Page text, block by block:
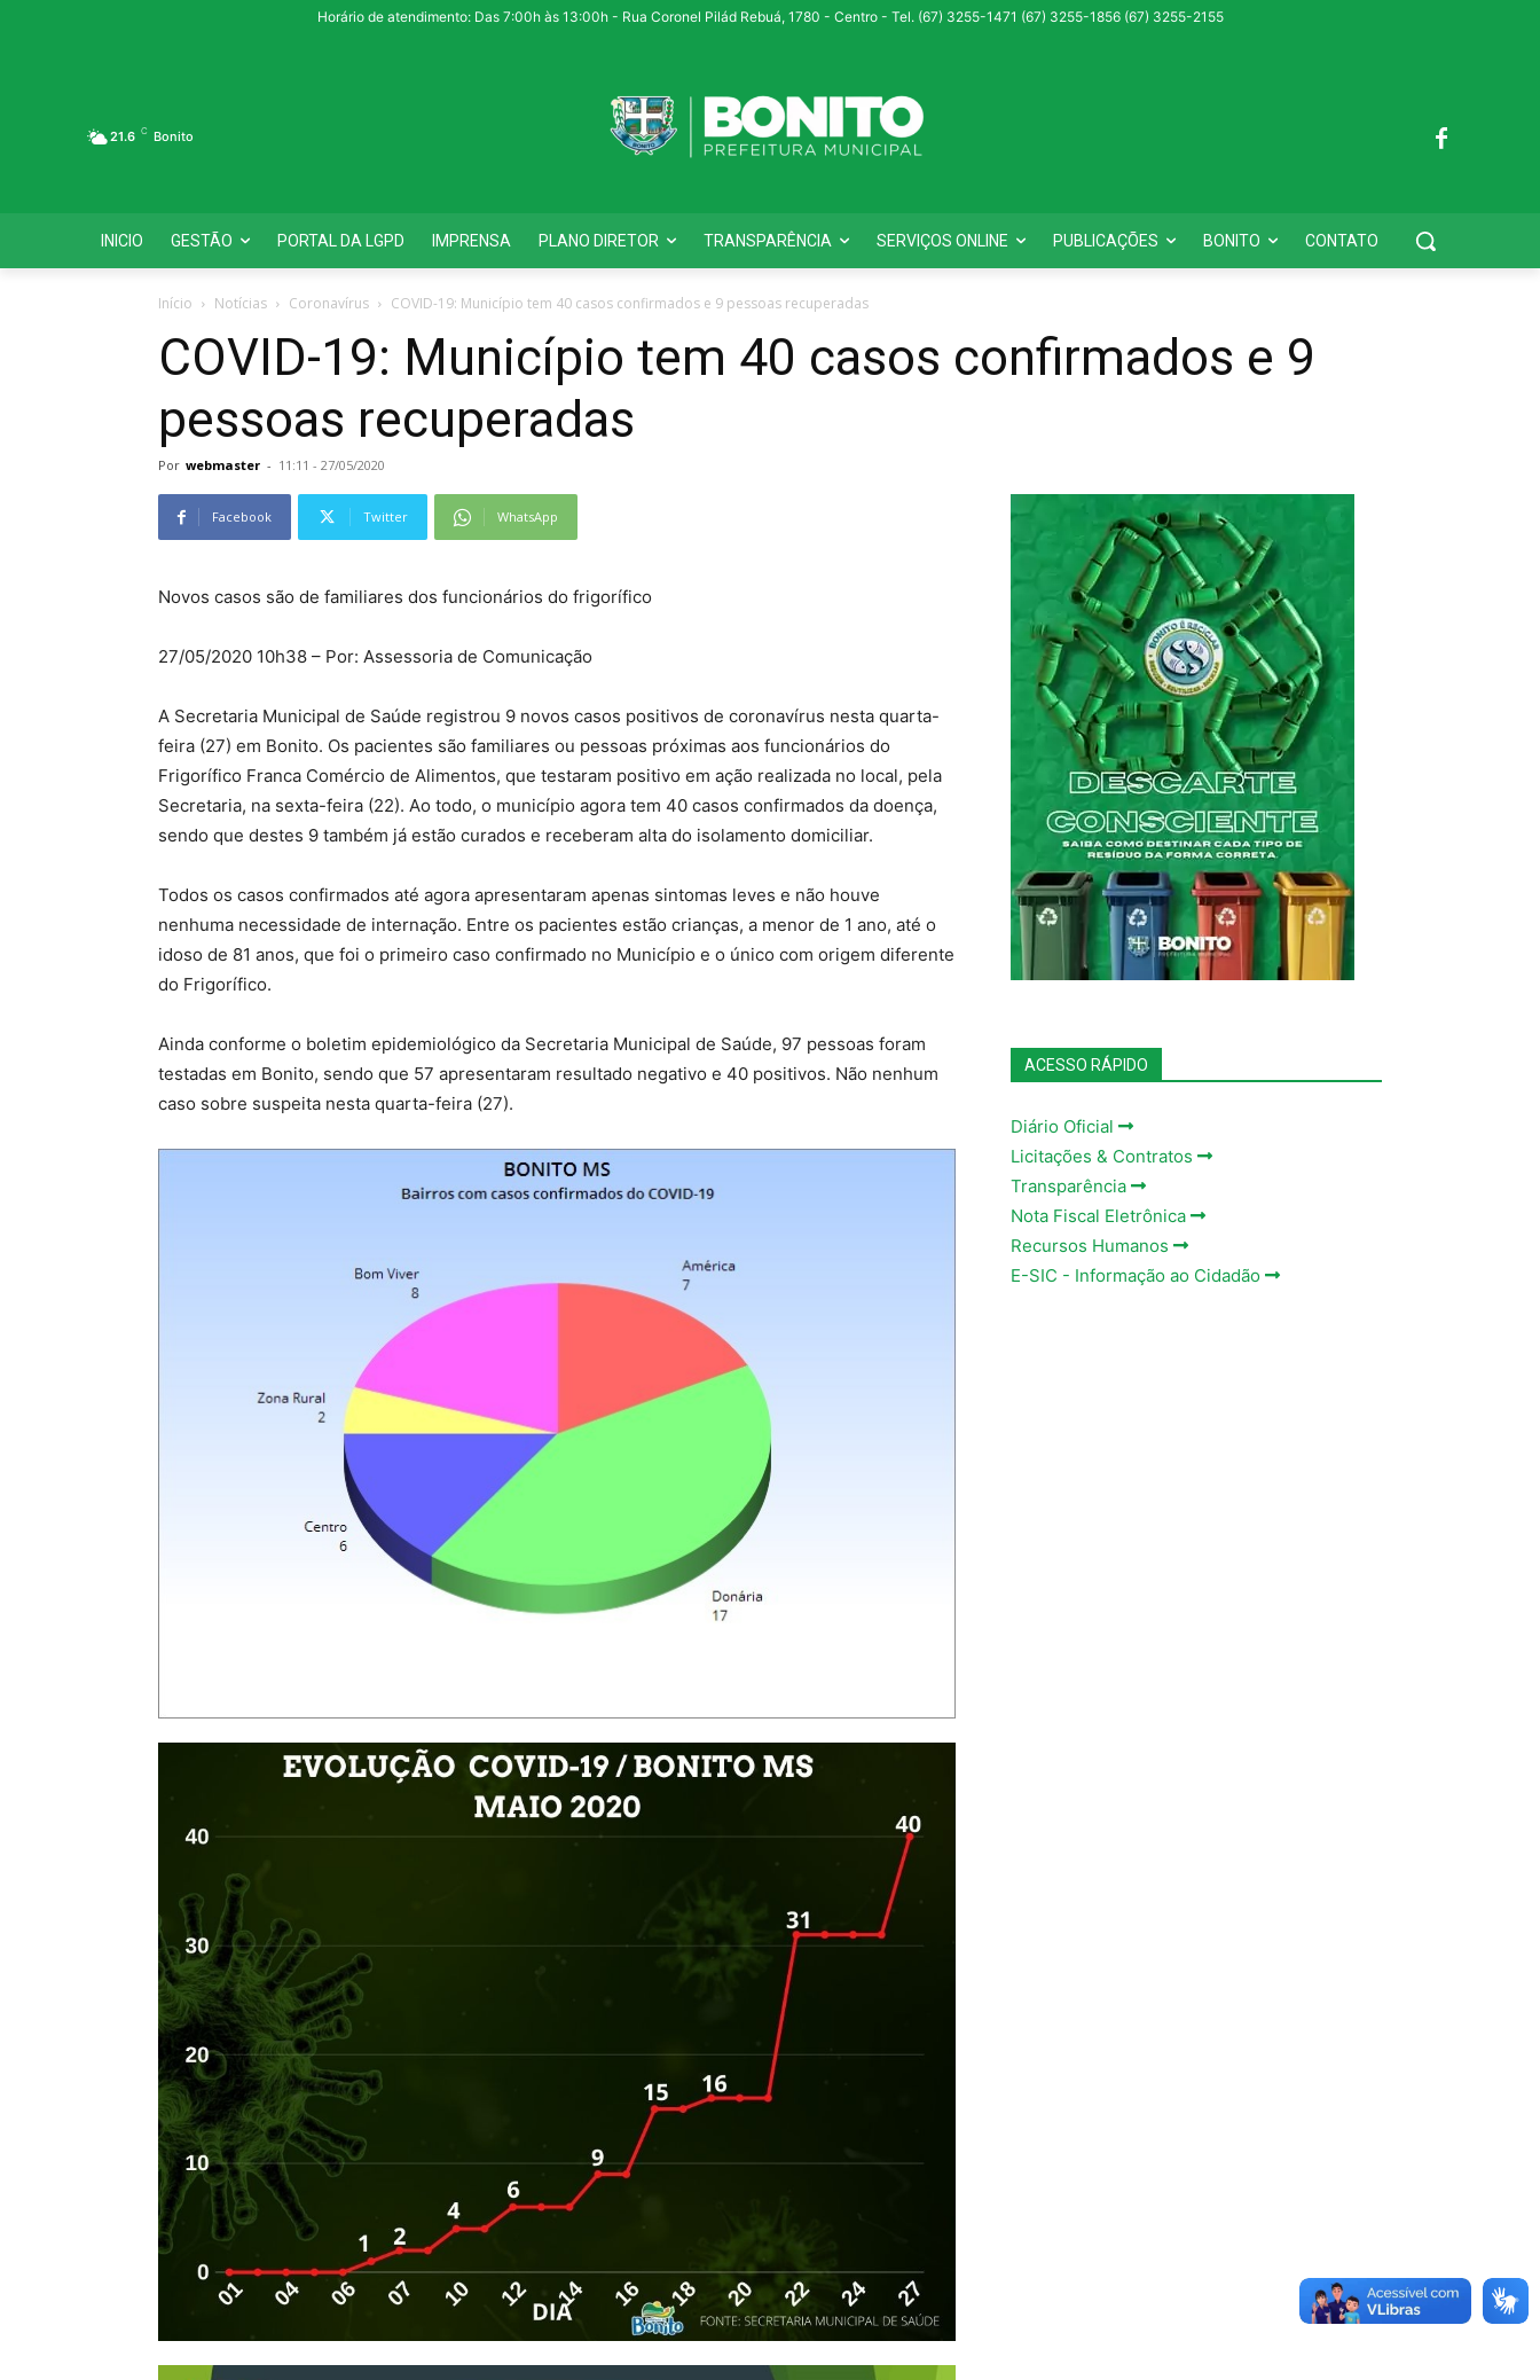
Horário de atendimento: Das 7:00h às 13:00h - Rua Coronel Pilád Rebuá, 1780 - Centro - Tel. (67) 3255-1471 (67) 3255-1856 (67) 3255-2155
21.6 C Bonito
INICIO GESTÃO PORTAL DA LGPD IMPRENSA PLANO DIRETOR TRANSPARÊNCIA SERVIÇOS ONLINE PUBLICAÇÕES BONITO CONTATO
Início Notícias Coronavírus COVID-19: Município tem 40 casos confirmados e 9 pessoas recuperadas
COVID-19: Município tem 40 casos confirmados e 9
pessoas recuperadas
Por webmaster - 11:11 - 27/05/2020
Facebook Twitter WhatsApp
Novos casos são de familiares dos funcionários do frigorífico
27/05/2020 10h38 – Por: Assessoria de Comunicação
A Secretaria Municipal de Saúde registrou 9 novos casos positivos de coronavírus nesta quarta-
feira (27) em Bonito. Os pacientes são familiares ou pessoas próximas aos funcionários do
Frigorífico Franca Comércio de Alimentos, que testaram positivo em ação realizada no local, pela
Secretaria, na sexta-feira (22). Ao todo, o município agora tem 40 casos confirmados da doença,
sendo que destes 9 também já estão curados e receberam alta do isolamento domiciliar.
Todos os casos confirmados até agora apresentaram apenas sintomas leves e não houve
nenhuma necessidade de internação. Entre os pacientes estão crianças, a menor de 1 ano, até o
idoso de 81 anos, que foi o primeiro caso confirmado no Município e o único com origem diferente
do Frigorífico.
Ainda conforme o boletim epidemiológico da Secretaria Municipal de Saúde, 97 pessoas foram
testadas em Bonito, sendo que 57 apresentaram resultado negativo e 40 positivos. Não nenhum
caso sobre suspeita nesta quarta-feira (27).
ACESSO RÁPIDO
Diário Oficial
Licitações & Contratos
Transparência
Nota Fiscal Eletrônica
Recursos Humanos
E-SIC - Informação ao Cidadão